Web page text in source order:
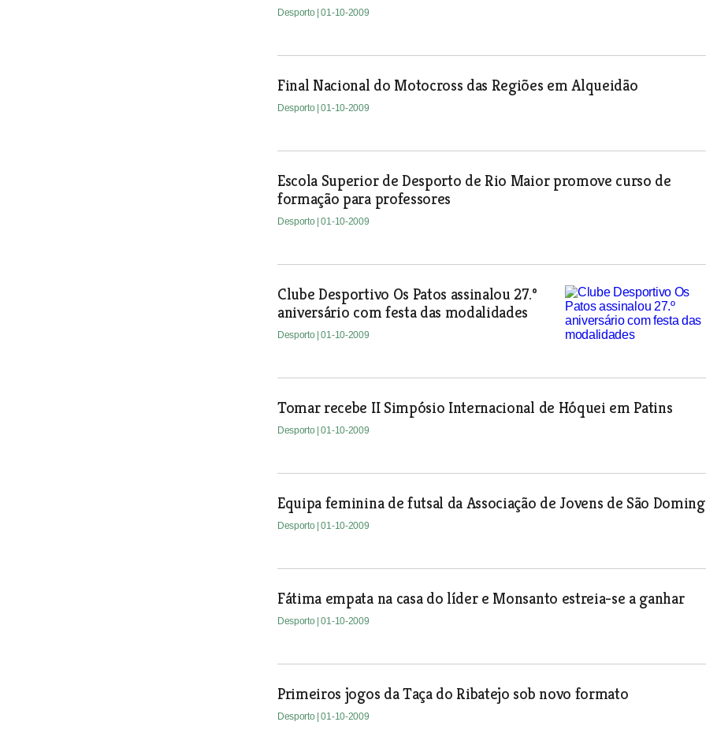
Desporto | 01-10-2009
Final Nacional do Motocross das Regiões em Alqueidão
Desporto | 01-10-2009
Escola Superior de Desporto de Rio Maior promove curso de
formação para professores
Desporto | 01-10-2009
Clube Desportivo Os Patos assinalou 27.º
aniversário com festa das modalidades
Desporto | 01-10-2009
Tomar recebe II Simpósio Internacional de Hóquei em Patins
Desporto | 01-10-2009
Equipa feminina de futsal da Associação de Jovens de São
Desporto | 01-10-2009
Fátima empata na casa do líder e Monsanto estreia-se a ganhar
Desporto | 01-10-2009
Primeiros jogos da Taça do Ribatejo sob novo formato
Desporto | 01-10-2009